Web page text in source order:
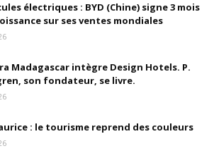
électriques : BYD (Chine) signe 3 mois
sur ses ventes mondiales
Madagascar intègre Design Hotels. P.
son fondateur, se livre.
: le tourisme reprend des couleurs